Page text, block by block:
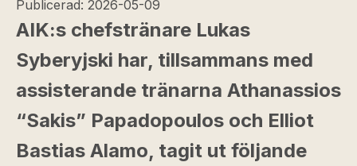
Publicerad: 2026-05-09
AIK:s chefstränare Lukas
Syberyjski har, tillsammans med
assisterande tränarna Athanassios
“Sakis” Papadopoulos och Elliot
Bastias Alamo, tagit ut följande